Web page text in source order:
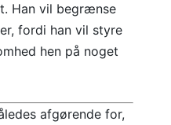
Han vil begrænse
fordi han vil styre
hen på noget
afgørende for,